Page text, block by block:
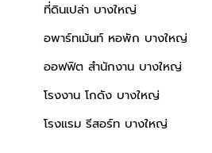
ที่ดินเปล่า บางใหญ่
อพาร์ทเม้นท์ หอพัก บางใหญ่
ออฟฟิต สำนักงาน บางใหญ่
โรงงาน โกดัง บางใหญ่
โรงแรม รีสอร์ท บางใหญ่